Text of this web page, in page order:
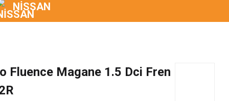
NISSAN
Fluence Magane 1.5 Dci Fren